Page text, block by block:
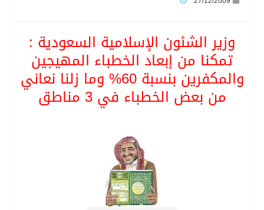
ثلة من الضابطات في الجييش الكويتي
وزير الشئون الإسلامية السعودية :
تمكنا من إبعاد الخطباء المهيجين
والمكفرين بنسبة 60% وما زلنا نعاني
من بعض الخطباء في 3 مناطق